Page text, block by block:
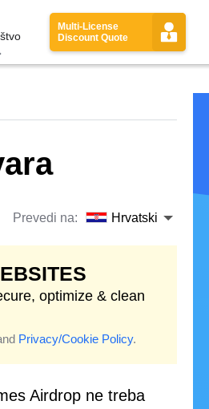
Multi-License
Discount Quote
Prevedi na: Hrvatski
optimize & clean
Privacy/Cookie Policy.
Airdrop ne treba